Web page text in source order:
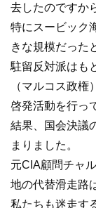
去したのですか
特にスービック
きな規模だった
駐留反対派はも
（マルコス政
啓発活動を行っ
結果、国会決議
まりました。
元CIA顧問チャ
地の代替滑走路
私たちも迷走す